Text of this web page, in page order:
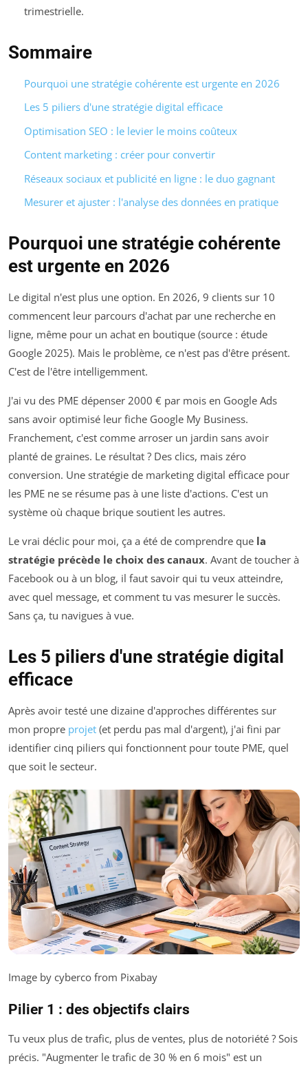
trimestrielle.
Sommaire
Pourquoi une stratégie cohérente est urgente en 2026
Les 5 piliers d'une stratégie digital efficace
Optimisation SEO : le levier le moins coûteux
Content marketing : créer pour convertir
Réseaux sociaux et publicité en ligne : le duo gagnant
Mesurer et ajuster : l'analyse des données en pratique
Pourquoi une stratégie cohérente
est urgente en 2026
Le digital n'est plus une option. En 2026, 9 clients sur 10
commencent leur parcours d'achat par une recherche en
ligne, même pour un achat en boutique (source : étude
Google 2025). Mais le problème, ce n'est pas d'être présent.
C'est de l'être intelligemment.
J'ai vu des PME dépenser 2000 € par mois en Google Ads
sans avoir optimisé leur fiche Google My Business.
Franchement, c'est comme arroser un jardin sans avoir
planté de graines. Le résultat ? Des clics, mais zéro
conversion. Une stratégie de marketing digital efficace pour
les PME ne se résume pas à une liste d'actions. C'est un
système où chaque brique soutient les autres.
Le vrai déclic pour moi, ça a été de comprendre que la
stratégie précède le choix des canaux. Avant de toucher à
Facebook ou à un blog, il faut savoir qui tu veux atteindre,
avec quel message, et comment tu vas mesurer le succès.
Sans ça, tu navigues à vue.
Les 5 piliers d'une stratégie digital
efficace
Après avoir testé une dizaine d'approches différentes sur
mon propre projet (et perdu pas mal d'argent), j'ai fini par
identifier cinq piliers qui fonctionnent pour toute PME, quel
que soit le secteur.
Image by cyberco from Pixabay
Pilier 1 : des objectifs clairs
Tu veux plus de trafic, plus de ventes, plus de notoriété ? Sois
précis. "Augmenter le trafic de 30 % en 6 mois" est un